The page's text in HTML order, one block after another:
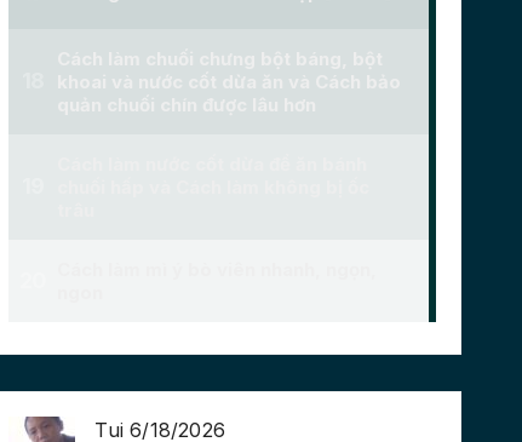
Tui 6/18/2026